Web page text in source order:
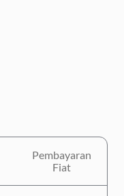
Pembayaran
Fiat